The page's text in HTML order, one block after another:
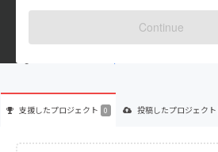
Continue
出身国：日本 出身地：沖縄県
支援したプロジェクト 0 投稿したプロジェクト